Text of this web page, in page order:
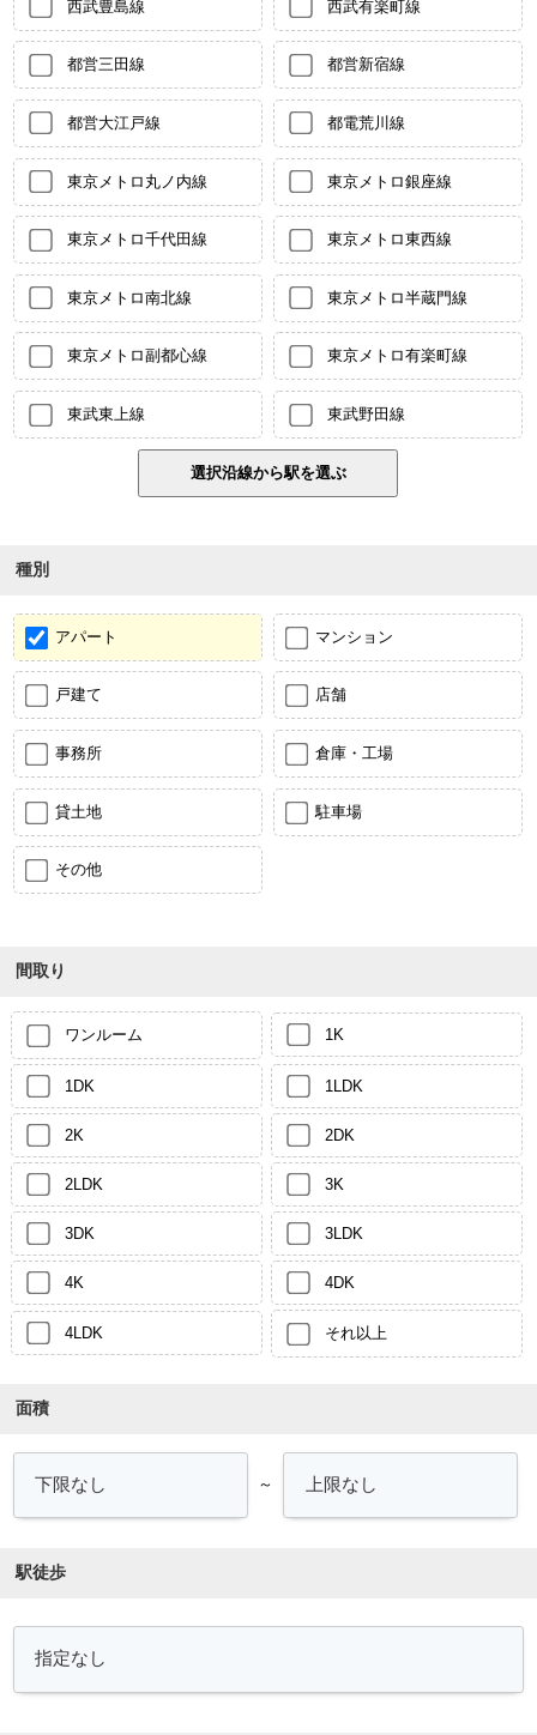
西武豊島線 西武有楽町線
都営三田線 都営新宿線
都営大江戸線 都電荒川線
東京メトロ丸ノ内線 東京メトロ銀座線
東京メトロ千代田線 東京メトロ東西線
東京メトロ南北線 東京メトロ半蔵門線
東京メトロ副都心線 東京メトロ有楽町線
東武東上線 東武野田線
種別
アパート マンション
戸建て 店舗
事務所 倉庫・工場
貸土地 駐車場
その他
間取り
ワンルーム 1K
1DK 1LDK
2K 2DK
2LDK 3K
3DK 3LDK
4K 4DK
4LDK それ以上
面積
～
駅徒歩